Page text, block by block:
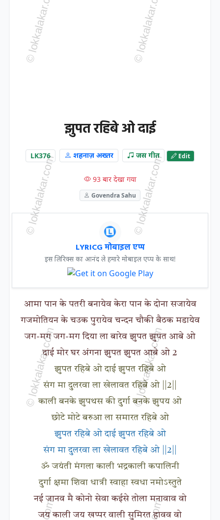
झुपत रहिबे ओ दाई
LK376 शहनाज़ अख्तर जस गीत Edit
93 बार देखा गया
Govendra Sahu
LYRICG मोबाइल एप्प
इस लिरिक्स का आनंद ले हमारे मोबाइल एप्प के साथ!
आमा पान के पतरी बनायेव केरा पान के दोना सजायेव
गजमोतियन के चउक पुरायेव चन्दन चौकी बैठक मडायेव
जग-मग जग-मग दिया ला बारेव झुपत झुपत आबे ओ
दाई मोर घर अंगना झुपत झुपत आबे ओ 2
झुपत रहिबे ओ दाई झुपत रहिबे ओ
संग मा दुलरवा ला खेलावत रहिबे ओ ||2||
काली बनके झुपथस की दुर्गा बनके झुपय ओ
छोटे मोटे बरुआ ला समारत रहिबे ओ
झुपत रहिबे ओ दाई झुपत रहिबे ओ
संग मा दुलरवा ला खेलावत रहिबे ओ ||2||
ॐ जयंती मंगला काली भद्रकाली कपालिनी
दुर्गा क्षमा शिवा धात्री स्वाहा स्वधा नमोऽस्तुते
नई जानव मै कोनो सेवा कईसे तोला मनावाव वो
जय काली जय खप्पर वाली सुमिरत हावव वो